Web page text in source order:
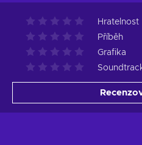
Hratelnost
Příběh
Grafika